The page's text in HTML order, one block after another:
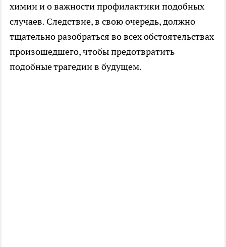
химии и о важности профилактики подобных
случаев. Следствие, в свою очередь, должно
тщательно разобраться во всех обстоятельствах
произошедшего, чтобы предотвратить
подобные трагедии в будущем.